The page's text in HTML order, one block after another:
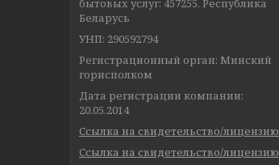
бытовых услуг: 457255, Республика
Беларусь
УНП: 290592794
Регистрационный орган: Минский
горисполком
Дата регистрации компании:
20.05.2014
Ссылка на свидетельство/лицензию
Ссылка на свидетельство/лицензию